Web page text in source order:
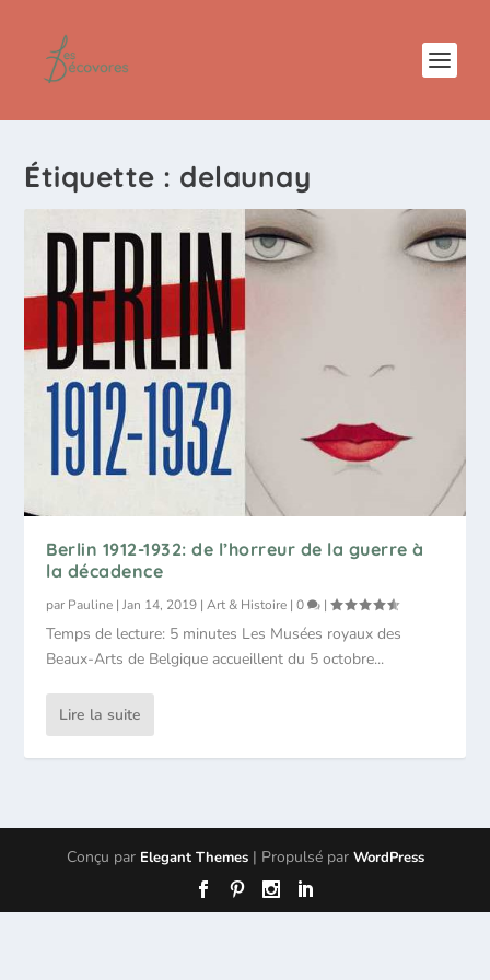
Étiquette : delaunay
Berlin 1912-1932: de l’horreur de la guerre à
la décadence
par Pauline |Jan 14, 2019 |Art & Histoire |0 |
Temps de lecture: 5 minutes Les Musées royaux des
Beaux-Arts de Belgique accueillent du 5 octobre...
Lire la suite
Conçu par Elegant Themes| Propulsé par WordPress